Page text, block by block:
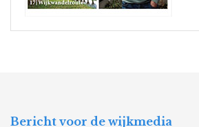
Bericht voor de wijkmedia